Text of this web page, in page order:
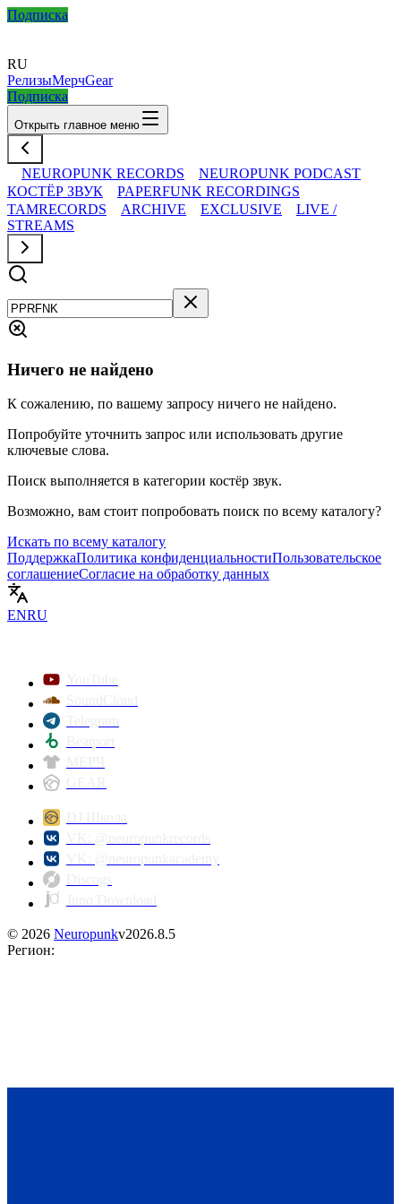
Подписка
RU
РелизыМерчGear
Подписка
Открыть главное меню
NEUROPUNK RECORDS
NEUROPUNK PODCAST
КОСТЁР ЗВУК
PAPERFUNK RECORDINGS
TAMRECORDS
ARCHIVE EXCLUSIVE
LIVE /
STREAMS
Ничего не найдено
К сожалению, по вашему запросу ничего не найдено.
Попробуйте уточнить запрос или использовать другие
ключевые слова.
Поиск выполняется в категории костёр звук.
Возможно, вам стоит попробовать поиск по всему каталогу?
Искать по всему каталогу
ПоддержкаПолитика конфиденциальностиПользовательское
соглашениеСогласие на обработку данных
ENRU
© 2026 Neuropunkv2026.8.5
Регион: